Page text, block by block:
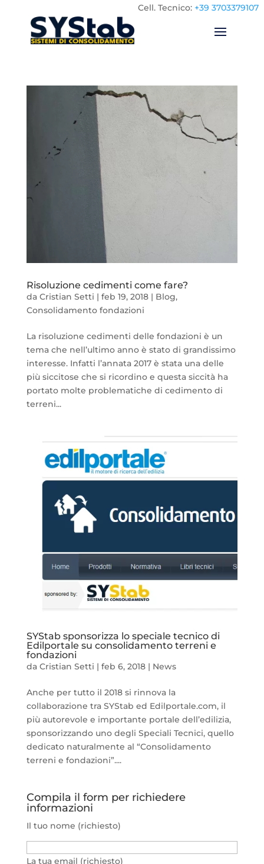
Cell. Tecnico: +39 3703379107
Risoluzione cedimenti come fare?
da Cristian Setti | feb 19, 2018| Blog,
Consolidamento fondazioni
La risoluzione cedimenti delle fondazioni è un
tema che nell’ultimo anno è stato di grandissimo
interesse. Infatti l’annata 2017 è stata una delle
più siccitose che si ricordino e questa siccità ha
portato molte problematiche di cedimento di
terreni...
SYStab sponsorizza lo speciale tecnico di
Edilportale su consolidamento terreni e
fondazioni
da Cristian Setti | feb 6, 2018| News
Anche per tutto il 2018 si rinnova la
collaborazione tra SYStab ed Edilportale.com, il
più autorevole e importante portale dell’edilizia,
sponsorizzando uno degli Speciali Tecnici, quello
dedicato naturalmente al “Consolidamento
terreni e fondazioni”....
Compila il form per richiedere
informazioni
Il tuo nome (richiesto)
La tua email (richiesto)